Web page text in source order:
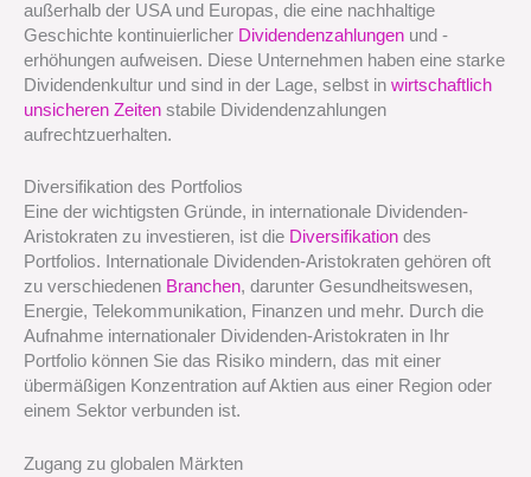
außerhalb der USA und Europas, die eine nachhaltige
Geschichte kontinuierlicher Dividendenzahlungen und -
erhöhungen aufweisen. Diese Unternehmen haben eine starke
Dividendenkultur und sind in der Lage, selbst in wirtschaftlich
unsicheren Zeiten stabile Dividendenzahlungen
aufrechtzuerhalten.
Diversifikation des Portfolios
Eine der wichtigsten Gründe, in internationale Dividenden-
Aristokraten zu investieren, ist die Diversifikation des
Portfolios. Internationale Dividenden-Aristokraten gehören oft
zu verschiedenen Branchen, darunter Gesundheitswesen,
Energie, Telekommunikation, Finanzen und mehr. Durch die
Aufnahme internationaler Dividenden-Aristokraten in Ihr
Portfolio können Sie das Risiko mindern, das mit einer
übermäßigen Konzentration auf Aktien aus einer Region oder
einem Sektor verbunden ist.
Zugang zu globalen Märkten